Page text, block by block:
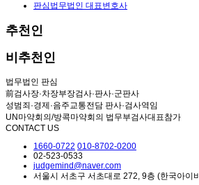
판심법무법인 대표변호사
추천인
비추천인
법무법인 판심
前검사장·차장부장검사·판사·군판사
성범죄·경제·음주교통전담 판사·검사역임
UN마약회의/방콕마약회의 법무부검사대표참가
CONTACT US
1660-0722 010-8702-0200
02-523-0533
judgemind@naver.com
서울시 서초구 서초대로 272, 9층 (한국아이